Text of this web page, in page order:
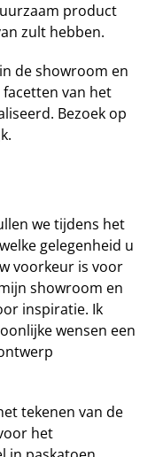
product
zult hebben.
de showroom en
van het
Bezoek op
we tijdens het
gelegenheid u
voorkeur is voor
showroom en
inspiratie. Ik
wensen een
tekenen van de
het